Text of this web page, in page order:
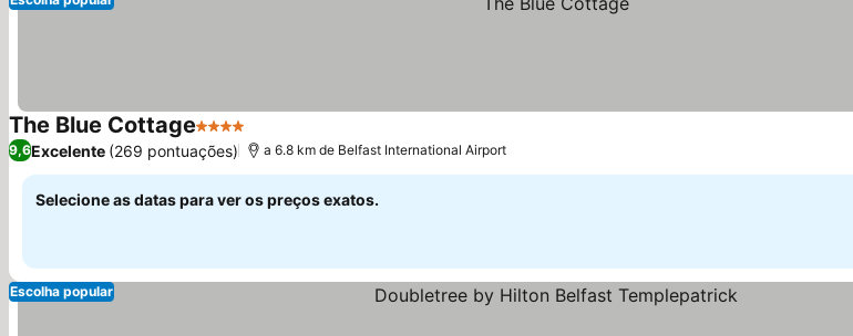
The Blue Cottage4 EstrelasVer preços
9,6Excelente (269 pontuações) a 6.8 km de Belfast International Airport
Selecione as datas para ver os preços exatos.
Escolha popular